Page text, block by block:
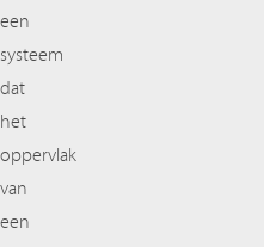
een
systeem
dat
het
oppervlak
van
een